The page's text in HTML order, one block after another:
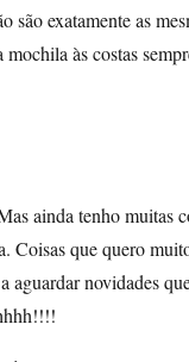
são exatamente as
às costas
ainda tenho muitas
Coisas que quero
aguardar novidades